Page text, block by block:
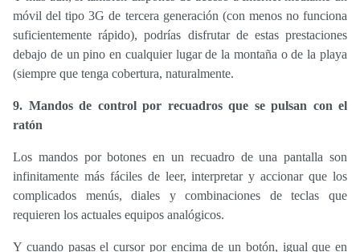
móvil del tipo 3G de tercera generación (con menos no funciona
suficientemente rápido), podrías disfrutar de estas prestaciones
debajo de un pino en cualquier lugar de la montaña o de la playa
(siempre que tenga cobertura, naturalmente.
9. Mandos de control por recuadros que se pulsan con el
ratón
Los mandos por botones en un recuadro de una pantalla son
infinitamente más fáciles de leer, interpretar y accionar que los
complicados menús, diales y combinaciones de teclas que
requieren los actuales equipos analógicos.
Y cuando pasas el cursor por encima de un botón, igual que en